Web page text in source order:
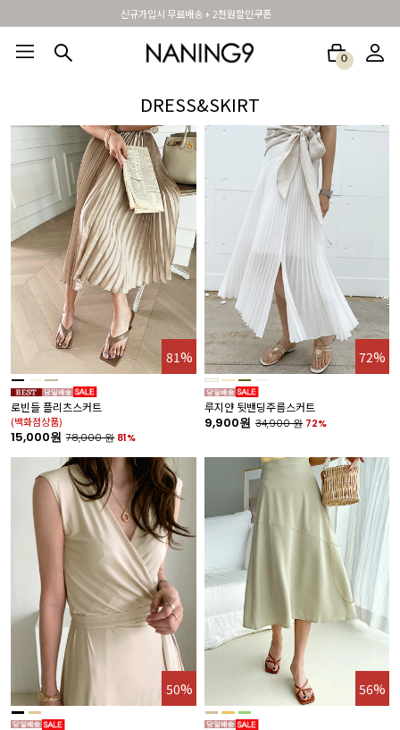
휴면 해제시 무료배송쿠폰
0
DRESS&SKIRT
81%
로빈들 플리츠스커트
(백화점상품)
15,000원 78,000원 81%
72%
루지얀 뒷밴딩주름스커트
9,900원 34,900원 72%
50% 56%